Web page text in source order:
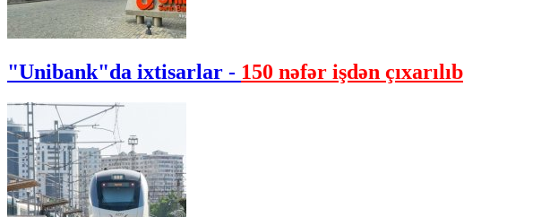
"Unibank"da ixtisarlar - 150 nəfər işdən çıxarılıb